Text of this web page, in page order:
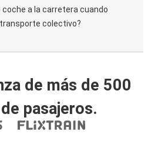
coche a la carretera cuando
colectivo?
de más de 500
pasajeros.